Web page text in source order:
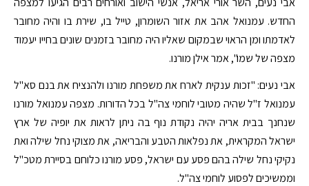
החדש. עמנואל אהב את אזור השומרון, טייל בו, שירת בו והיה מחובר
לאדמתו ומן הראוי שבמקום שאליו היה מחובר בזמנים שונים בחייו יעמוד
מצפה של שמו", אמר אילן מורנו.
אבי נעים: "זכות ענקית לארח את משפחת מורנו ולהנציח את בנם סא"ל
עמנואל ז"ל שהיה מטובי לוחמי צה"ל בכל הדורות. מצפה עמנואל מורנו
שנחנך בבית אריה יהיה נקודת נוף בה ניתן לראות את יופיה של ארץ
ישראל המקראית, את נפלאות הטבע והבריאה, את מצוקי נחל שילה ואת
נקיקי נחל שילה בהם פסע עם ישראל, פסע מורנו כלוחם בסיירת מטכ"ל
וממשיכים לפסוע לוחמי צה"ל.